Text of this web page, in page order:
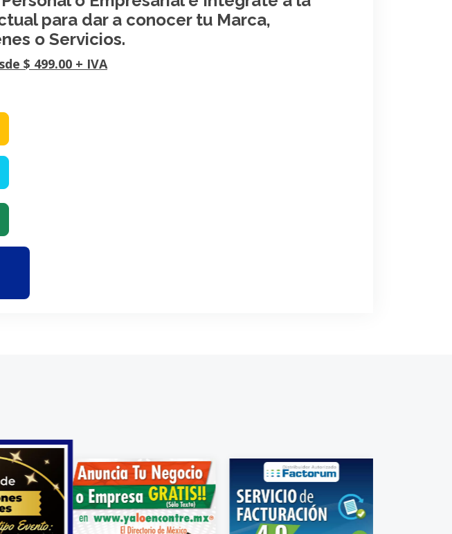
para dar a conocer tu Marca,
o Servicios.
$ 499.00 + IVA